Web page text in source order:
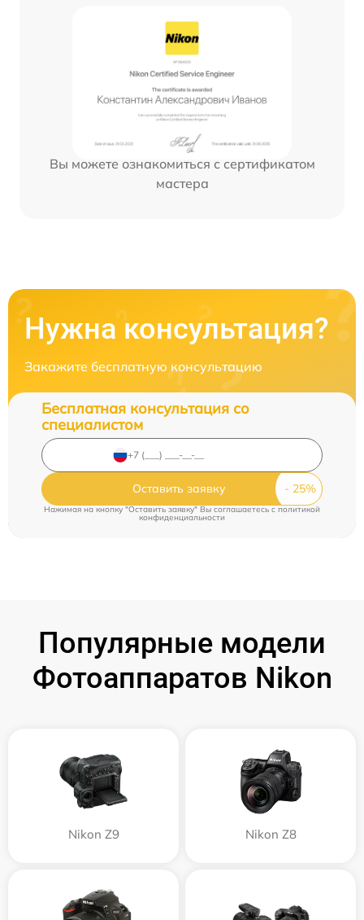
Вы можете ознакомиться с сертификатом
мастера
Нужна консультация?
Закажите бесплатную консультацию
Бесплатная консультация со
специалистом
Оставить заявку
Нажимая на кнопку "Оставить заявку" Вы соглашаетесь cполитикой
конфиденциальности
Популярные модели
Фотоаппаратов Nikon
Nikon Z9 Nikon Z8